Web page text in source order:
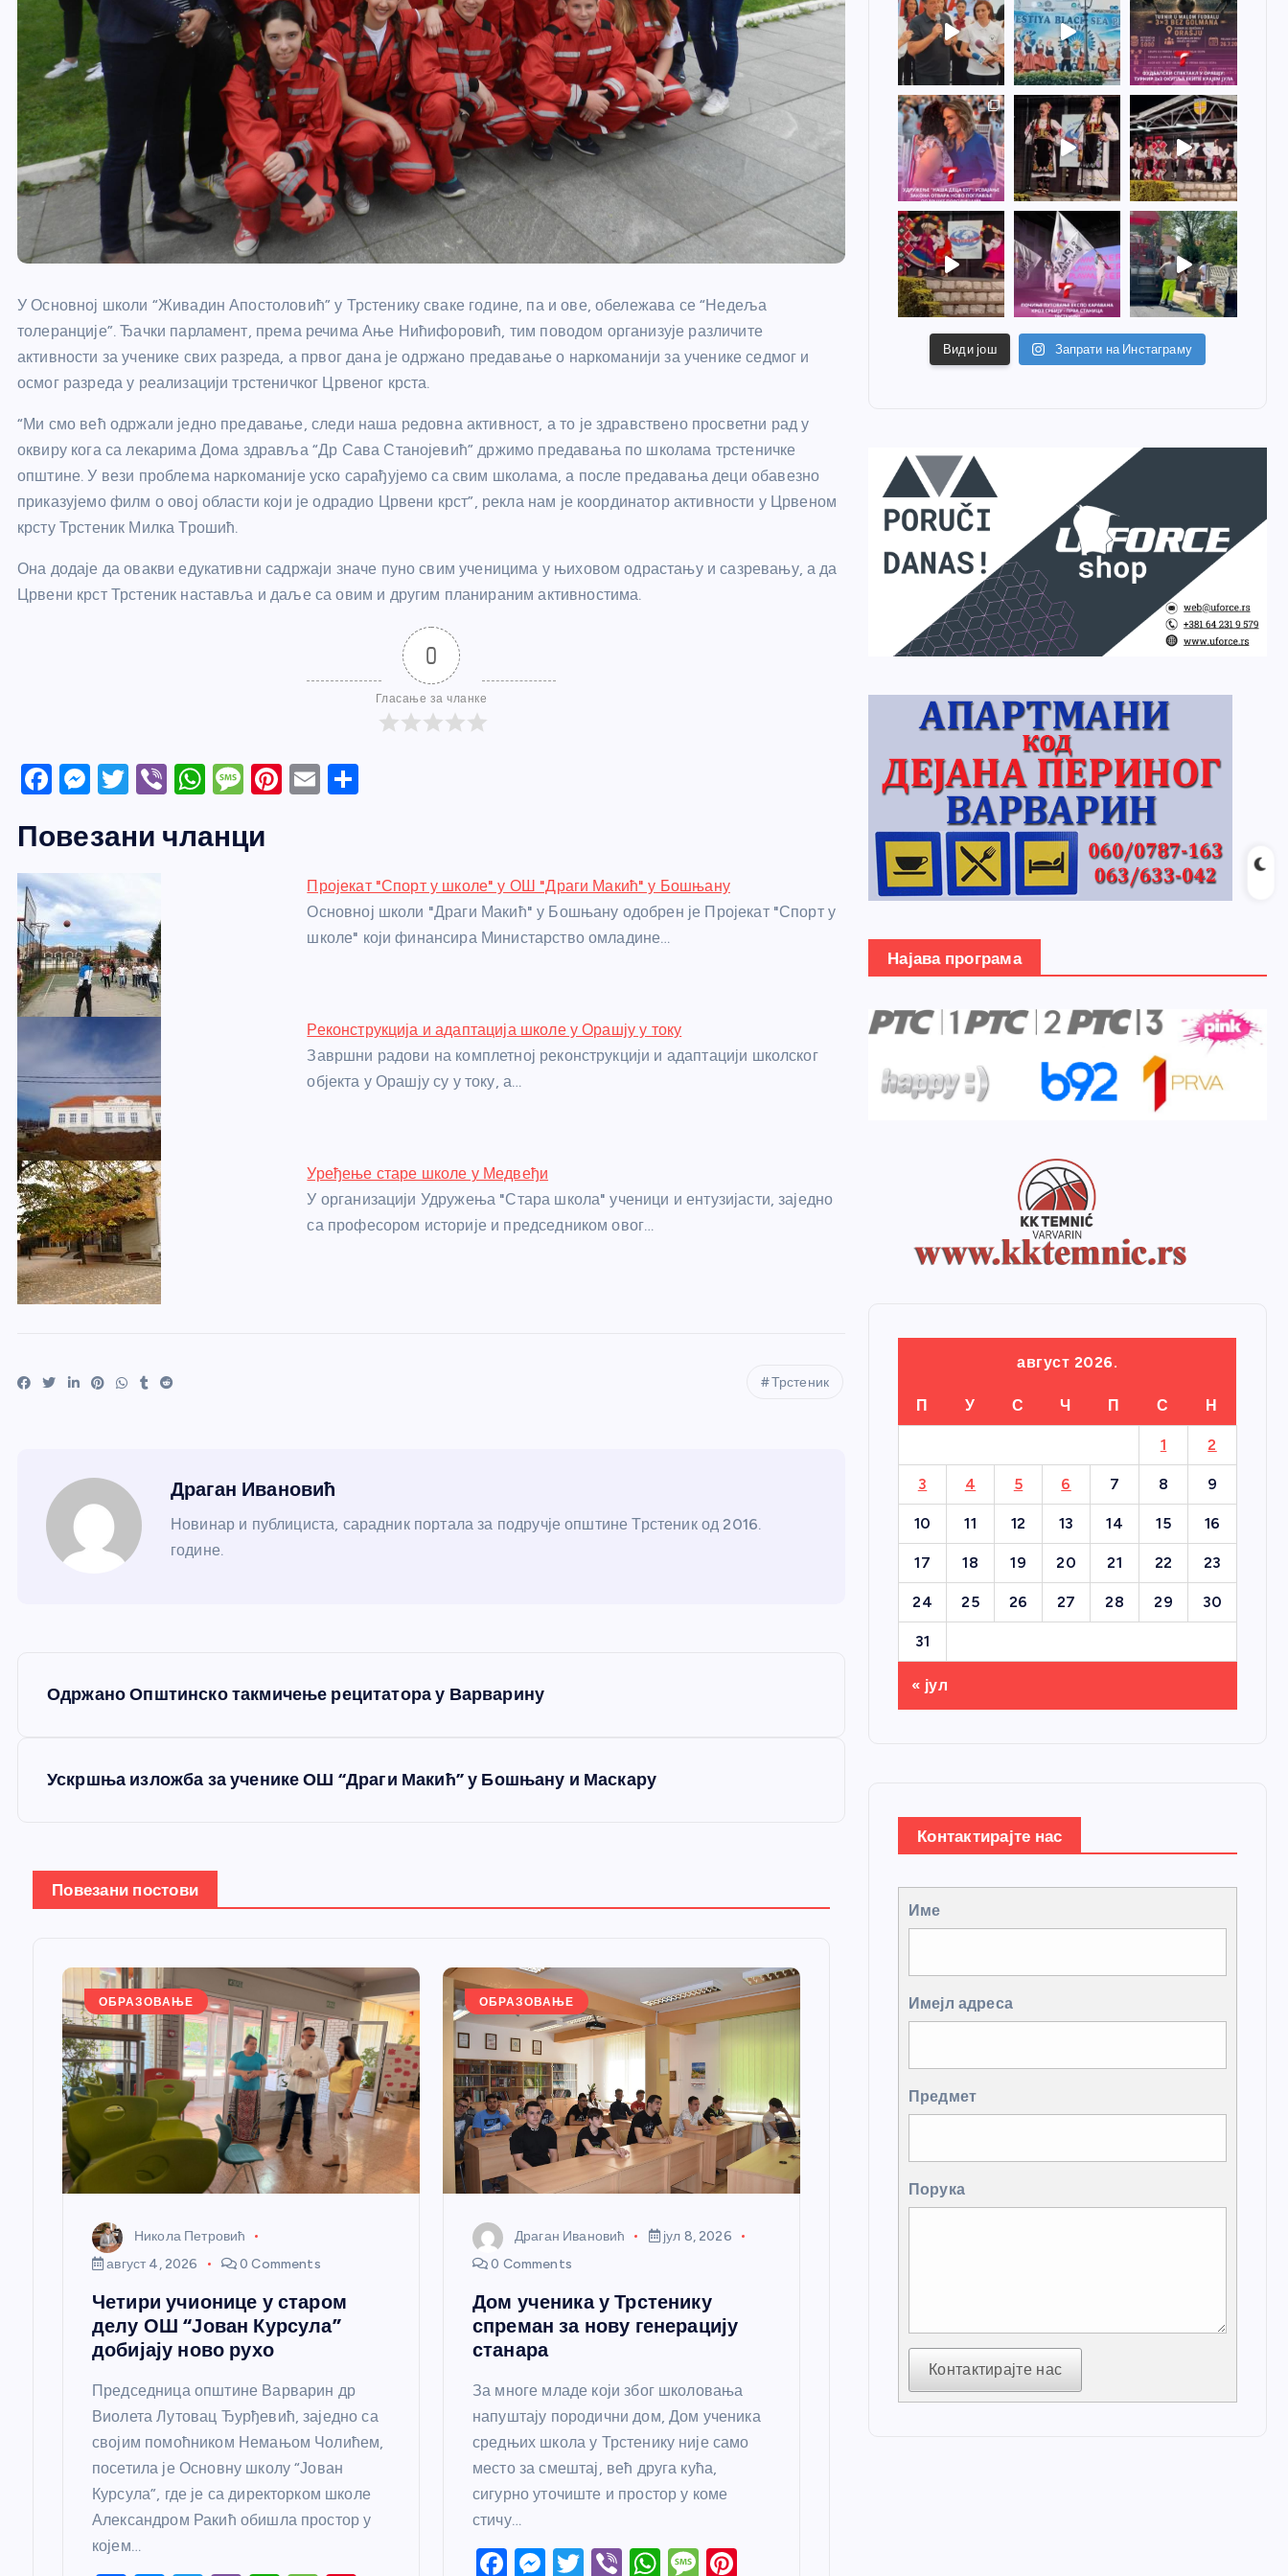
У Основној школи “Живадин Апостоловић” у Трстенику сваке године, па и ове, обележава се “Недеља
толеранције”. Ђачки парламент, према речима Ање Нићифоровић, тим поводом организује различите
активности за ученике свих разреда, а првог дана је одржано предавање о наркоманији за ученике седмог и
осмог разреда у реализацији трстеничког Црвеног крста.
“Ми смо већ одржали једно предавање, следи наша редовна активност, а то је здравствено просветни рад у
оквиру кога са лекарима Дома здравља “Др Сава Станојевић” држимо предавања по школама трстеничке
општине. У вези проблема наркоманије уско сарађујемо са свим школама, а после предавања деци обавезно
приказујемо филм о овој области који је одрадио Црвени крст”, рекла нам је координатор активности у Црвеном
крсту Трстеник Милка Трошић.
Она додаје да овакви едукативни садржаји значе пуно свим ученицима у њиховом одрастању и сазревању, а да
Црвени крст Трстеник наставља и даље са овим и другим планираним активностима.
0
Гласање за чланке
F
c
e
b
o
o
k
M
ss
n
g
er
T
itt
Vi
er
W
at
M
ss
Pi
st
E
Повезани чланци
Пројекат "Спорт у школе" у ОШ "Драги Макић" у Бошњану
Основној школи "Драги Макић" у Бошњану одобрен је Пројекат "Спорт у
школе" који финансира Министарство омладине…
Реконструкција и адаптација школе у Орашју у току
Завршни радови на комплетној реконструкцији и адаптацији школског
објекта у Орашју су у току, а…
Уређење старе школе у Медвеђи
У организацији Удружења "Стара школа" ученици и ентузијасти, заједно
са професором историје и председником овог…
Трстеник
Драган Ивановић
Новинар и публициста, сарадник портала за подручје општине Трстеник од 2016.
године.
Одржано Општинско такмичење рецитатора у Варварину
Ускршња изложба за ученике ОШ “Драги Макић” у Бошњану и Маскару
Повезани постови
ОБРАЗОВАЊЕ
Никола Петровић
август 4, 2026
0 Comments
Четири учионице у старом
делу ОШ “Јован Курсула”
добијају ново рухо
Председница општине Варварин др
Виолета Лутовац Ђурђевић, заједно са
својим помоћником Немањом Чолићем,
посетила је Основну школу “Јован
Курсула”, где је са директорком школе
Александром Ракић обишла простор у
којем…
ОБРАЗОВАЊЕ
Драган Ивановић
јул 8, 2026
0 Comments
Дом ученика у Трстенику
спреман за нову генерацију
станара
За многе младе који због школовања
напуштају породични дом, Дом ученика
средњих школа у Трстенику није само
место за смештај, већ друга кућа,
сигурно уточиште и простор у коме
стичу…
F
M T
Vi W M
Види још Запрати на Инстаграму
Најава програма
август 2026.
П У С Ч П С Н
1 2
3 4 5 6 7 8 9
10 11 12 13 14 15 16
17 18 19 20 21 22 23
24 25 26 27 28 29 30
31
« јул
Контактирајте нас
Име
Имејл адреса
Предмет
Порука
Контактирајте нас